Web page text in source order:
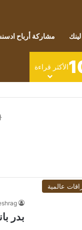
مشاركة أرباح
الأكثر قراءة
عالمية
بدر